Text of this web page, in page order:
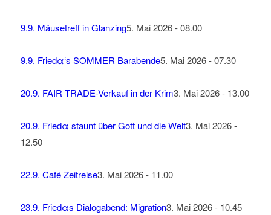
9.9. Mäusetreff in Glanzing5. Mai 2026 - 08.00
9.9. Friedα‘s SOMMER Barabende5. Mai 2026 - 07.30
20.9. FAIR TRADE-Verkauf in der Krim3. Mai 2026 - 13.00
20.9. Friedα staunt über Gott und die Welt3. Mai 2026 -
12.50
22.9. Café Zeitreise3. Mai 2026 - 11.00
23.9. Friedαs Dialogabend: Migration3. Mai 2026 - 10.45